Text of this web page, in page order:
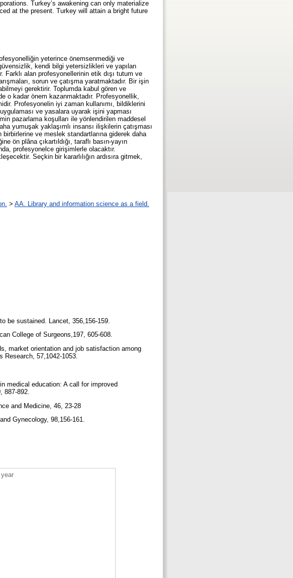
Turkey’s awakening can only materialize
at the present. Turkey will attain a bright future
yeterince önemsenmediği ve
kendi bilgi yetersizlikleri ve yapılan
Farklı alan profesyonellerinin etik dışı tutum ve
sorun ve çatışma yaratmaktadır. Bir işin
gerektirir. Toplumda kabul gören ve
o kadar önem kazanmaktadır. Profesyonellik,
Profesyonelin iyi zaman kullanımı, bildiklerini
ve yasalara uyarak işini yapması
pazarlama koşulları ile yönlendirilen maddesel
yumuşak yaklaşımlı insansı ilişkilerin çatışması
ve meslek standartlarına giderek daha
ön plâna çıkartıldığı, taraflı basın-yayın
profesyonelce girişimlerle olacaktır.
Seçkin bir kararlılığın ardısıra gitmek,
> AA. Library and information science as a field.
be sustained. Lancet, 356,156-159.
College of Surgeons,197, 605-608.
market orientation and job satisfaction among
Research, 57,1042-1053.
medical education: A call for improved
887-892.
and Medicine, 46, 23-28
Gynecology, 98,156-161.